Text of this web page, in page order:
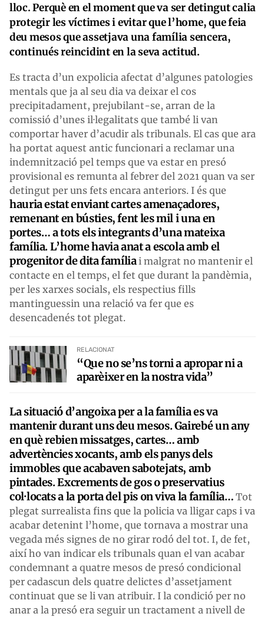
lloc. Perquè en el moment que va ser detingut calia
protegir les víctimes i evitar que l’home, que feia
deu mesos que assetjava una família sencera,
continués reincidint en la seva actitud.
Es tracta d’un expolicia afectat d’algunes patologies
mentals que ja al seu dia va deixar el cos
precipitadament, prejubilant-se, arran de la
comissió d’unes il·legalitats que també li van
comportar haver d’acudir als tribunals. El cas que ara
ha portat aquest antic funcionari a reclamar una
indemnització pel temps que va estar en presó
provisional es remunta al febrer del 2021 quan va ser
detingut per uns fets encara anteriors. I és que
hauria estat enviant cartes amenaçadores,
remenant en bústies, fent les mil i una en
portes… a tots els integrants d’una mateixa
família. L’home havia anat a escola amb el
progenitor de dita famíliai malgrat no mantenir el
contacte en el temps, el fet que durant la pandèmia,
per les xarxes socials, els respectius fills
mantinguessin una relació va fer que es
desencadenés tot plegat.
RELACIONAT
“Que no se’ns torni a apropar ni a
aparèixer en la nostra vida”
La situació d’angoixa per a la família es va
mantenir durant uns deu mesos. Gairebé un any
en què rebien missatges, cartes… amb
advertències xocants, amb els panys dels
immobles que acabaven sabotejats, amb
pintades. Excrements de gos o preservatius
col·locats a la porta del pis on viva la família…Tot
plegat surrealista fins que la policia va lligar caps i va
acabar detenint l’home, que tornava a mostrar una
vegada més signes de no girar rodó del tot. I, de fet,
així ho van indicar els tribunals quan el van acabar
condemnant a quatre mesos de presó condicional
per cadascun dels quatre delictes d’assetjament
continuat que se li van atribuir. I la condició per no
anar a la presó era seguir un tractament a nivell de